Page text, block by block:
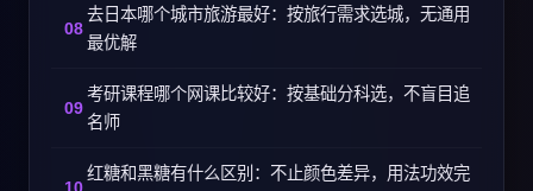
去日本哪个城市旅游最好：按旅行需求选城，无通用
最优解
考研课程哪个网课比较好：按基础分科选，不盲目追
名师
红糖和黑糖有什么区别：不止颜色差异，用法功效完